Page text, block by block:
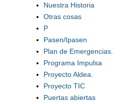
Nuestra Historia
Otras cosas
P
Pasen/Ipasen
Plan de Emergencias.
Programa Impulsa
Proyecto Aldea.
Proyecto TIC
Puertas abiertas